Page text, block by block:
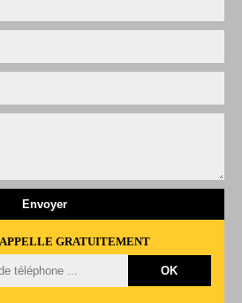
GRATUITEMENT